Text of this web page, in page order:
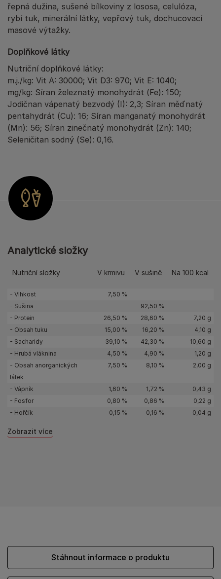
řepná dužina, sušené bílkoviny z lososa, celulóza,
rybí tuk, minerální látky, vepřový tuk, dochucovací
masové výtažky.
Doplňkové látky
Nutriční doplňkové látky:
m.j./kg: Vit A: 30000; Vit D3: 970; Vit E: 1040;
mg/kg: Síran železnatý monohydrát (Fe): 150;
Jodičnan vápenatý bezvodý (I): 2,3; Síran měďnatý
pentahydrát (Cu): 16; Síran manganatý monohydrát
(Mn): 56; Síran zinečnatý monohydrát (Zn): 140;
Seleničitan sodný (Se): 0,16.
Analytické složky
Nutriční složky V krmivu V sušině Na 100 kcal
- Vlhkost
7,50 %
- Sušina
92,50 %
- Protein
26,50 % 28,60 %
7,20 g
- Obsah tuku
15,00 % 16,20 %
4,10 g
- Sacharidy
39,10 % 42,30 %
10,60 g
- Hrubá vláknina
4,50 % 4,90 %
1,20 g
- Obsah anorganických
látek
7,50 % 8,10 % 2,00 g
- Vápník 1,60 % 1,72 %
0,43 g
- Fosfor
0,80 % 0,86 %
0,22 g
- Hořčík
0,15 % 0,16 % 0,04 g
Zobrazit více
Stáhnout informace o produktu